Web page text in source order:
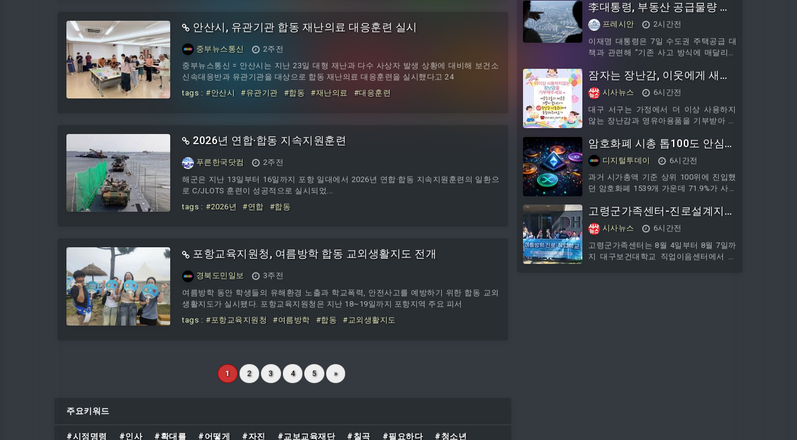
안산시, 유관기관 합동 재난의료 대응훈련 실시
중부뉴스통신
2주전
중부뉴스통신 = 안산시는 지난 23일 대형 재난과 다수 사상자 발생 상황에 대비해 보건소
신속대응반과 유관기관을 대상으로 합동 재난의료 대응훈련을 실시했다고 24
tags : #안산시 #유관기관 #합동 #재난의료 #대응훈련
2026년 연합·합동 지속지원훈련
푸른한국닷컴
2주전
해군은 지난 13일부터 16일까지 포항 일대에서 2026년 연합·합동 지속지원훈련의 일환으
로 C/JLOTS 훈련이 성공적으로 실시되었...
tags : #2026년 #연합 #합동
포항교육지원청, 여름방학 합동 교외생활지도 전개
경북도민일보
3주전
여름방학 동안 학생들의 유해환경 노출과 학교폭력, 안전사고를 예방하기 위한 합동 교외
생활지도가 실시됐다. 포항교육지원청은 지난 18~19일까지 포항지역 주요 피서
tags : #포항교육지원청 #여름방학 #합동 #교외생활지도
1 2 3 4 5 »
주요키워드
#시정명령 #인사 #확대를 #어떻게 #자진 #교보교육재단 #칠곡 #필요하다 #청소년
량 강화 워크숍’을 개최한다고 밝혔다. 이
번 워크숍은 대구문화예술회관 특별기획
전 《앤디 워홀: 예술을 팔다》와 연계해
‘색과 이미지의 반복’을 주제로 진행된다.
주요 프로그램은 ▲전문 해설과
李대통령, 부동산 공급물량 확
보 총력전… "기존 방식 매달리
지 말라"
프레시안
2시간전
이재명 대통령은 7일 수도권 주택공급 대
책과 관련해 "기존 사고 방식에 매달리지
고 실천하라"고 지시했다. 이 대통령은 청
와대에서 부동산...
잠자는 장난감, 이웃에게 새로
운 기쁨으로…대구 서구, 장난
감 기부·나눔 사업 추진
시사뉴스
6시간전
대구 서구는 가정에서 더 이상 사용하지
않는 장난감과 영유아용품을 기부받아 필
감, 이웃에게 온 행복’ 사업을 추진한다고
밝혔다. □ 아이봄 장난감도서관에서 운영
하는 이번 사업은 아이의 빠른 성장으로
사용 시기가 지났지만 상태가 양호한 장난
감과 영유아용품을 수집·재활용
암호화폐 시총 톱100도 안심
못한다…5년 내 62% '소멸'
디지털투데이
6시간전
과거 시가총액 기준 상위 100위에 진입했
던 암호화폐 1539개 가운데 71.9%가 사실
블록체인 매체 코인포스트에 따르면 암호
화폐 분석업체 크립토랭크는 지난 4일 엑
스를 통해 이 같은 조사 결과를 공개했다.
크립토랭크는 주요 거래소에서 상장폐지
됐거나, 하루 거래대금이 90일 이상 1만달
고령군가족센터-진로설계지
원‘여름방학 진로·직업학교’성
료
시사뉴스
6시간전
고령군가족센터는 8월 4일부터 8월 7일까
지 대구보건대학교 직업이음센터에서 운